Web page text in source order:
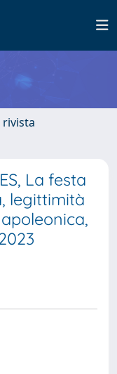
La festa
legittimità